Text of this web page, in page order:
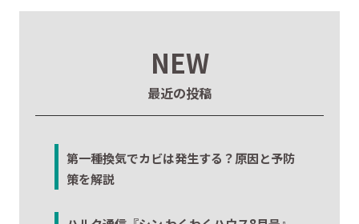
NEW
最近の投稿
第一種換気でカビは発生する？原因と予防
策を解説